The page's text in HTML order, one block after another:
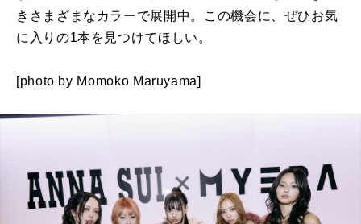
きさまざまなカラーで展開中。この機会に、ぜひお気
に入りの1本を見つけてほしい。
[photo by Momoko Maruyama]